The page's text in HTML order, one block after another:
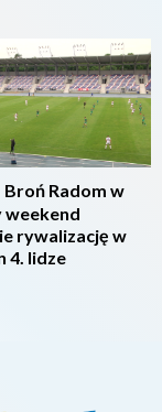
Broń Radom w
weekend
rywalizację w
4. lidze